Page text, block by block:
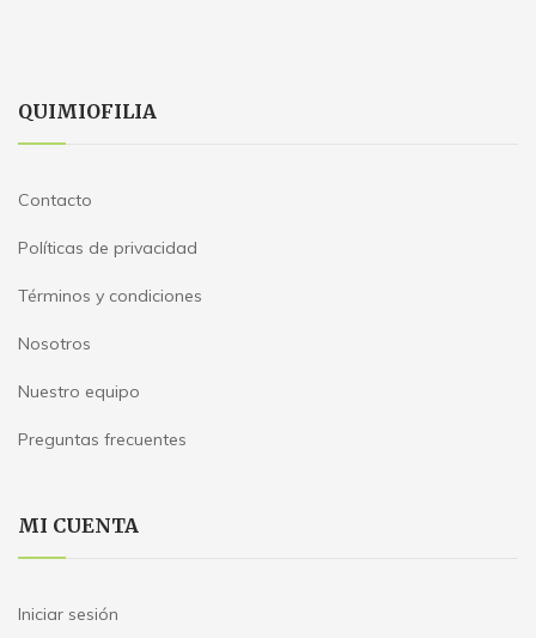
QUIMIOFILIA
Contacto
Políticas de privacidad
Términos y condiciones
Nosotros
Nuestro equipo
Preguntas frecuentes
MI CUENTA
Iniciar sesión